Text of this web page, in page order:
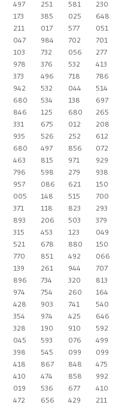
497 251 581
230
173 385 025
648
211 017 577
051
047 984 702
701
103 732 056
277
978 376 532
413
373 496 718
786
942 532 044
514
680 534 138
697
846 125 680
265
331 675 012
208
935 526 252
612
680 497 856
072
463 815 971
929
796 598 279
938
957 086 621
150
005 148 515
700
371 118 823
293
893 206 503
379
315 453 123
049
521 678 880
150
770 851 492
066
139 261 944
707
896 734 320
813
974 754 260
164
428 903 741
540
354 974 425
646
328 190 910
592
045 593 076
499
398 545 099
099
418 867 848
475
410 474 858
992
019 536 677
410
472 656 429
211